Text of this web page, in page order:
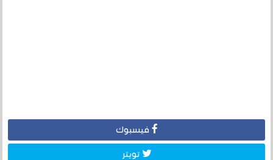
فيسبوك
تويتر